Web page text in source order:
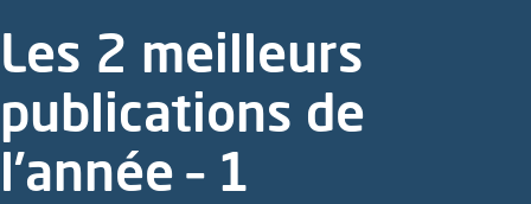
Les 2 meilleurs
publications de
l’année – 1